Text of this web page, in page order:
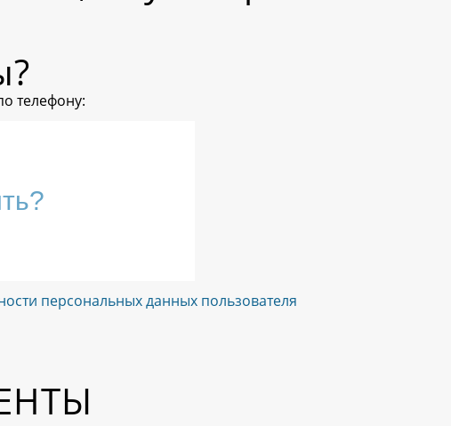
телефону:
персональных данных пользователя